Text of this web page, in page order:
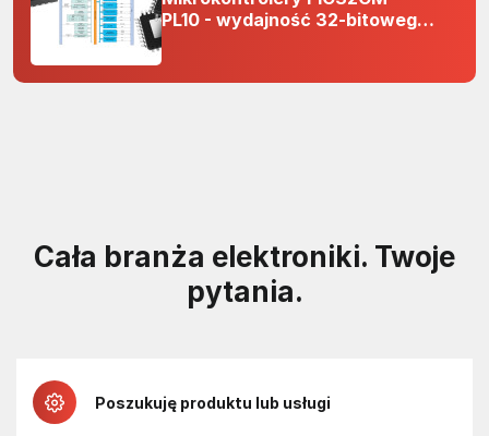
PL10 - wydajność 32-bitowego
projektach 5 V
Cała branża elektroniki. Twoje
pytania.
Poszukuję produktu lub usługi